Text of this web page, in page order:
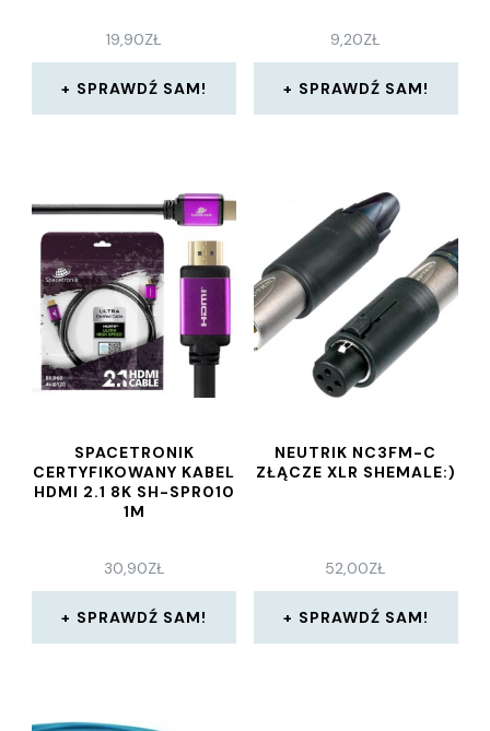
19,90ZŁ
SPRAWDŹ SAM!
9,20ZŁ
SPRAWDŹ SAM!
SPACETRONIK
CERTYFIKOWANY KABEL
HDMI 2.1 8K SH-SPR010
1M
30,90ZŁ
SPRAWDŹ SAM!
NEUTRIK NC3FM-C
ZŁĄCZE XLR SHEMALE:)
52,00ZŁ
SPRAWDŹ SAM!